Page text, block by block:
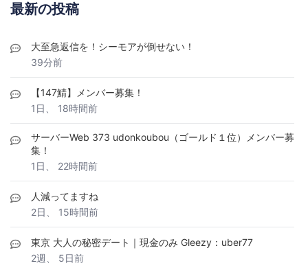
最新の投稿
大至急返信を！シーモアが倒せない！
39分前
【147鯖】メンバー募集！
1日、 18時間前
サーバーWeb 373 udonkoubou（ゴールド１位）メンバー募
集！
1日、 22時間前
人減ってますね
2日、 15時間前
東京 大人の秘密デート｜現金のみ Gleezy：uber77
2週、 5日前